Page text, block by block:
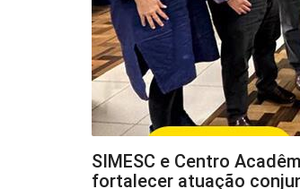
SIMESC e Centro
fortalecer atuação